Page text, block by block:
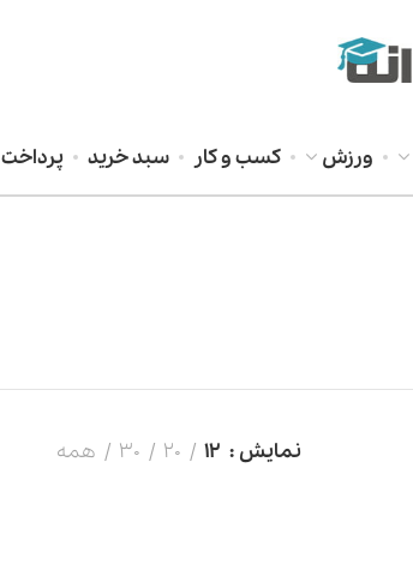
ورزش کسب و کار سبد خرید پرداخت
نمایش 12
20
30 همه